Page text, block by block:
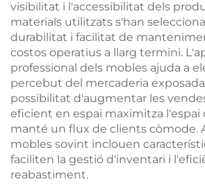
visibilitat i l'accessibilitat dels
materials utilitzats s'han
durabilitat i facilitat de
costos operatius a llarg termini.
professional dels mobles ajuda a
percebut del mercaderia
possibilitat d'augmentar les
eficient en espai maximitza
manté un flux de clients còmode.
mobles sovint inclouen
faciliten la gestió d'inventari i
reabastiment.